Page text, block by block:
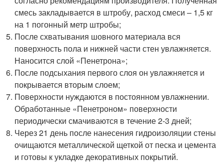
смесь закладывается в штробу, расход смеси – 1,5 кг
на 1 погонный метр штробы;
После схватывания шовного материала вся
поверхность пола и нижней части стен увлажняется.
Наносится слой «Пенетрона»;
После подсыхания первого слоя он увлажняется и
покрывается вторым слоем;
Поверхности нуждаются в постоянном увлажнении.
Обработанные «Пенетроном» поверхности
периодически смачиваются в течение 2-3 дней;
Через 21 день после нанесения гидроизоляции стены
очищаются металлической щеткой от песка и цемента
и готовы к укладке декоративных покрытий.